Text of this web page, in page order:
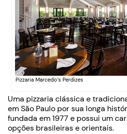
Pizzaria Marcedo’s Perdizes
Uma pizzaria clássica e
em São Paulo por sua longa
fundada em 1977 e possui um
opções brasileiras e orientais.